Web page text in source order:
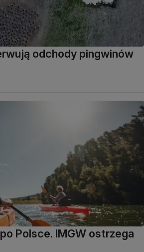
odchody pingwinów
Polsce. IMGW ostrzega